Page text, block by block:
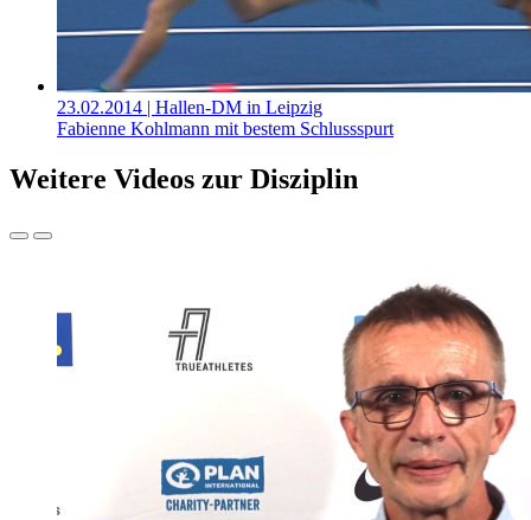
23.02.2014 | Hallen-DM in Leipzig
Fabienne Kohlmann mit bestem Schlussspurt
Weitere Videos zur Disziplin